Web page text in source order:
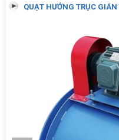
QUẠT HƯỚNG TRỤC GIÁN